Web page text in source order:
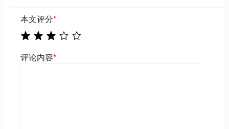
本文评分*
评论内容*